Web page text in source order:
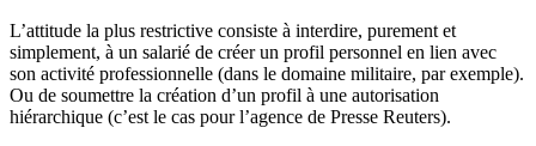
L’attitude la plus restrictive consiste à interdire, purement et
simplement, à un salarié de créer un profil personnel en lien avec
son activité professionnelle (dans le domaine militaire, par exemple).
Ou de soumettre la création d’un profil à une autorisation
hiérarchique (c’est le cas pour l’agence de Presse Reuters).